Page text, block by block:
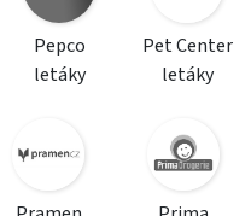
Pepco
letáky
Pet Center
letáky